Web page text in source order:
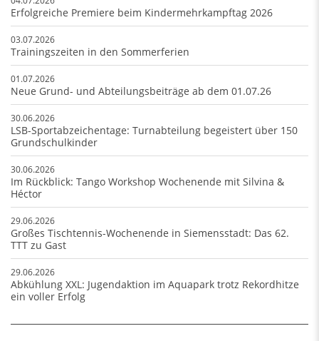
Erfolgreiche Premiere beim Kindermehrkampftag 2026
03.07.2026
Trainingszeiten in den Sommerferien
01.07.2026
Neue Grund- und Abteilungsbeiträge ab dem 01.07.26
30.06.2026
LSB-Sportabzeichentage: Turnabteilung begeistert über 150
Grundschulkinder
30.06.2026
Im Rückblick: Tango Workshop Wochenende mit Silvina &
Héctor
29.06.2026
Großes Tischtennis-Wochenende in Siemensstadt: Das 62.
TTT zu Gast
29.06.2026
Abkühlung XXL: Jugendaktion im Aquapark trotz Rekordhitze
ein voller Erfolg